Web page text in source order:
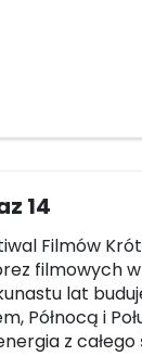
14
Filmów
filmowych
lat
Północą i
z całego